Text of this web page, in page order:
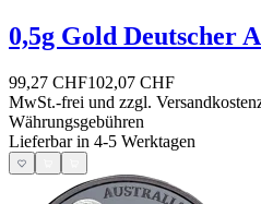
0,5g Gold Deutscher
99,27 CHF102,07 CHF
MwSt.-frei und zzgl. Versandkosten
Währungsgebühren
Lieferbar in 4-5 Werktagen